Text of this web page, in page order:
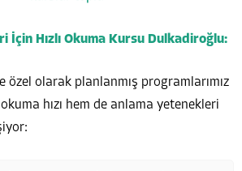
İçin Hızlı Okuma Kursu Dulkadiroğlu:
özel olarak planlanmış programlarımız
hızı hem de anlama yetenekleri